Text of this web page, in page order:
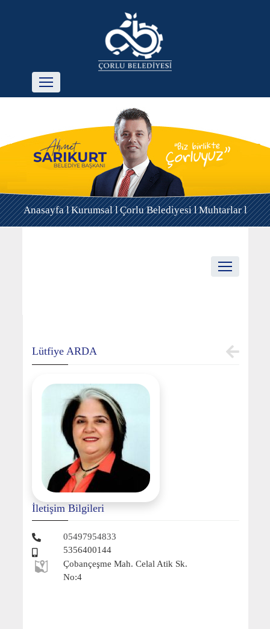
Anasayfa lKurumsal lÇorlu Belediyesi lMuhtarlar l
Lütfiye ARDA
İletişim Bilgileri
05497954833
5356400144
Çobançeşme Mah. Celal Atik Sk.
No:4